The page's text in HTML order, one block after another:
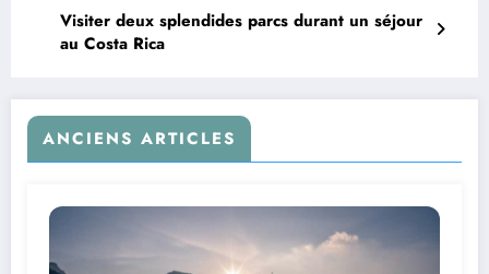
Visiter deux splendides parcs durant un séjour
au Costa Rica
ANCIENS ARTICLES